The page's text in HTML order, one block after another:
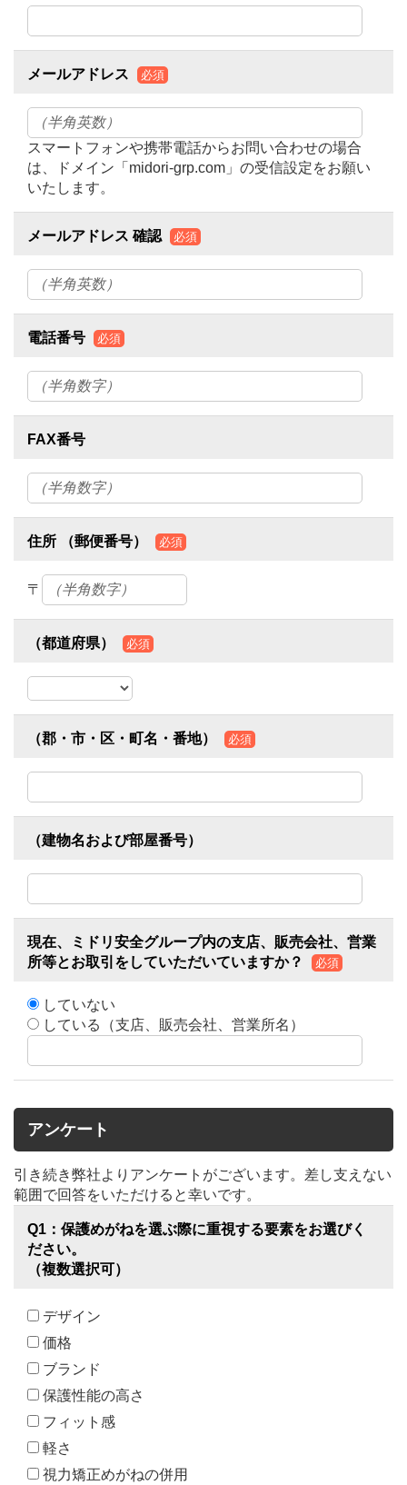
メールアドレス 必須
スマートフォンや携帯電話からお問い合わせの場合
は、ドメイン「midori-grp.com」の受信設定をお願い
いたします。
メールアドレス 確認 必須
電話番号 必須
FAX番号
住所 （郵便番号） 必須
〒
（都道府県） 必須
（郡・市・区・町名・番地） 必須
（建物名および部屋番号）
現在、ミドリ安全グループ内の支店、販売会社、営業
所等とお取引をしていただいていますか？
必須
していない
している（支店、販売会社、営業所名）
アンケート
引き続き弊社よりアンケートがございます。差し支えない
範囲で回答をいただけると幸いです。
Q1：保護めがねを選ぶ際に重視する要素をお選びく
ださい。
（複数選択可）
デザイン
価格
ブランド
保護性能の高さ
フィット感
軽さ
視力矯正めがねの併用